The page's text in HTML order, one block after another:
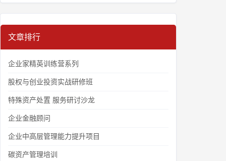
文章排行
企业家精英训练营系列
股权与创业投资实战研修班
特殊资产处置 服务研讨沙龙
企业金融顾问
企业中高层管理能力提升项目
碳资产管理培训